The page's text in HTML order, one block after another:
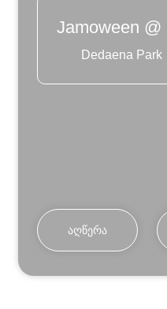
Jamoween @
Dedaena Park
ᲐᲦᲬᲔᲠᲐ